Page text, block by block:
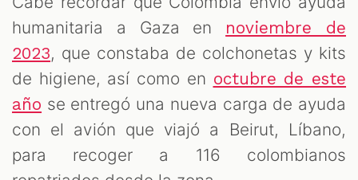
humanitaria a Gaza en
noviembre de
2023, que constaba de colchonetas y kits
de higiene, así como en octubre de este
año se entregó una nueva carga de ayuda
con el avión que viajó a Beirut, Líbano,
para recoger a 116 colombianos